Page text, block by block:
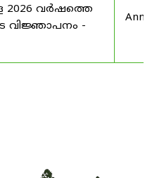
2026 വർഷത്തെ
വിജ്ഞാപനം -